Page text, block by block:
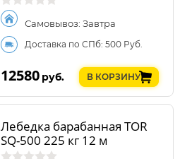
Самовывоз: Завтра
Доставка по СПб: 500 Руб.
12580 руб. В КОРЗИНУ
Лебедка барабанная TOR
SQ-500 225 кг 12 м